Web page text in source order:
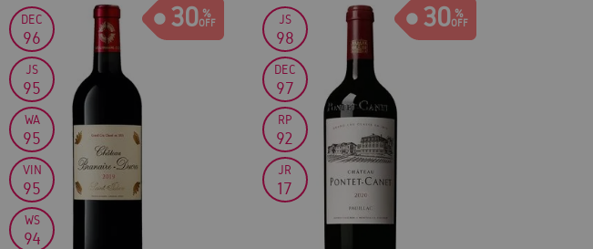
30
DEC
96
JS
95
WA
95
VIN
95
WS
94
30
JS
98
DEC
97
RP
92
JR
17